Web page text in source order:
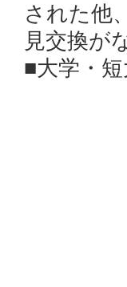
された他
見交換が
■大学・